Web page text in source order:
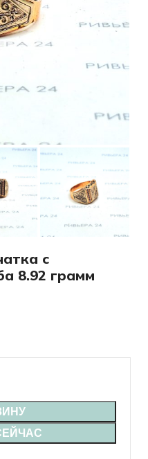
с
8.92 грамм